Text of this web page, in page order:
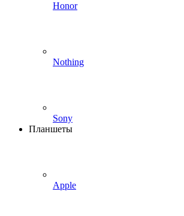
Honor
Nothing
Sony
Планшеты
Apple